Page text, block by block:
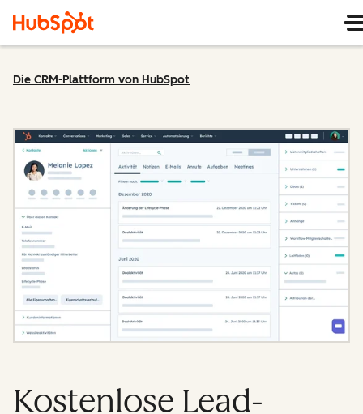
Die CRM-Plattform von HubSpot
Kostenlose Lead-